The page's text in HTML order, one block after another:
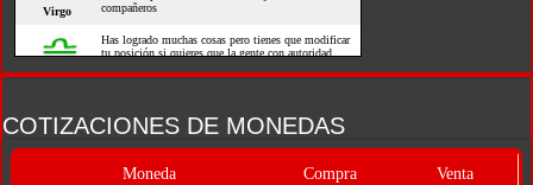
COTIZACIONES DE MONEDAS
Moneda Compra Venta